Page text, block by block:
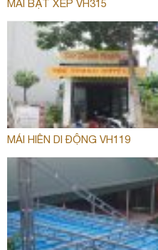
MÁI BẠT XẾP VH315
MÁI HIÊN DI ĐỘNG VH119